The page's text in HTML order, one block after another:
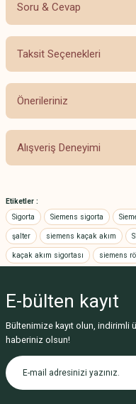
Bu
Soru & Cevap
Ürün
Taksit Seçenekleri
Önerileriniz
Bu ürünün fiyat bilgisi,
yetersiz gördüğünüz
iletebilirsiniz.
Ürün resmi kalitesiz,
Ürün açıklamasında
Ürün bilgilerinde hatalar
Bu ürüne benzer farklı
Alışveriş Deneyimi
A... A... | 27/12/2024
Güvenilir ve profesyonel
firma
Halil Kırbaş | 05/12/2024
Aldığım malzemelerin
tamamından memnunum
K... E... | 18/11/2024
Etiketler :
Sigorta
Siemens sigorta
şalter siemens kaçak akım
kaçak akım sigortası siemens
E-bülten kayıt
Bültenimize kayıt olun, indirimli
haberiniz olsun!